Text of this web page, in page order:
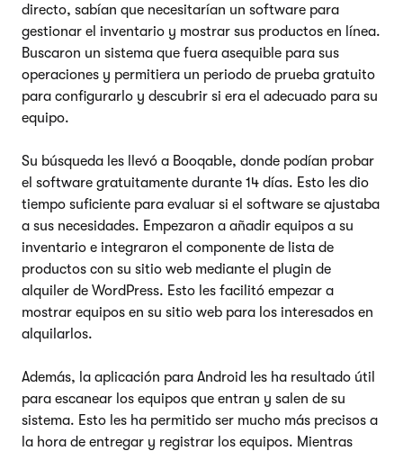
directo, sabían que necesitarían un software para
gestionar el inventario y mostrar sus productos en línea.
Buscaron un sistema que fuera asequible para sus
operaciones y permitiera un periodo de prueba gratuito
para configurarlo y descubrir si era el adecuado para su
equipo.
Su búsqueda les llevó a Booqable, donde podían probar
el software gratuitamente durante 14 días. Esto les dio
tiempo suficiente para evaluar si el software se ajustaba
a sus necesidades. Empezaron a añadir equipos a su
inventario e integraron el componente de lista de
productos con su sitio web mediante el plugin de
alquiler de WordPress. Esto les facilitó empezar a
mostrar equipos en su sitio web para los interesados en
alquilarlos.
Además, la aplicación para Android les ha resultado útil
para escanear los equipos que entran y salen de su
sistema. Esto les ha permitido ser mucho más precisos a
la hora de entregar y registrar los equipos. Mientras